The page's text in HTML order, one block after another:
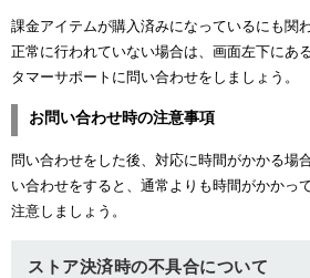
課金アイテムが購入済みになっているにも関
正常に行われていない場合は、画面左下にあ
タマーサポートに問い合わせをしましょう。
お問い合わせ時の注意事項
問い合わせをした後、対応に時間がかかる場
い合わせをすると、通常よりも時間がかかっ
注意しましょう。
ストア決済時の不具合について